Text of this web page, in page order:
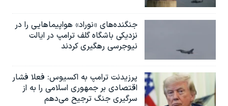
جنگنده‌های «نوراد» هواپیماهایی را در
نزدیکی باشگاه گلف ترامپ در ایالت
نیوجرسی رهگیری کردند
پرزیدنت ترامپ به اکسیوس: فعلا فشار
اقتصادی بر جمهوری اسلامی را به از
سرگیری جنگ ترجیح می‌دهم